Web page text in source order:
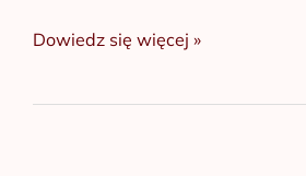
Dowiedz się więcej »